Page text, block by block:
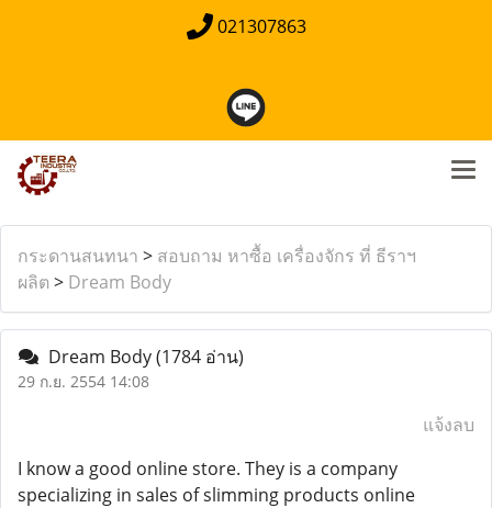
021307863
กระดานสนทนา > สอบถาม หาซื้อ เครื่องจักร ที่ ธีราฯ
ผลิต > Dream Body
Dream Body(1784 อ่าน)
29 ก.ย. 2554 14:08
แจ้งลบ
I know a good online store. They is a company
specializing in sales of slimming products online